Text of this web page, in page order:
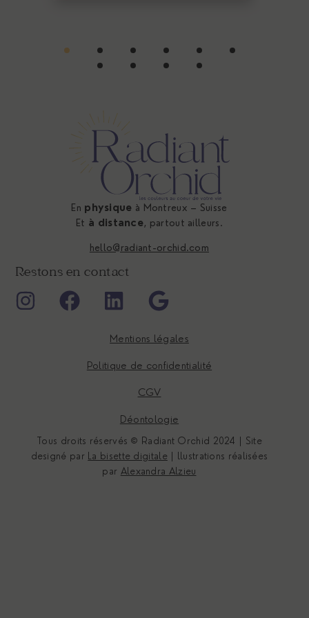
En physique à Montreux – Suisse
Et à distance, partout ailleurs.
hello@radiant-orchid.com
Restons en contact
Mentions légales
Politique de confidentialité
CGV
Déontologie
Tous droits réservés © Radiant Orchid 2024 | Site
designé par
La bisette digitale| llustrations réalisées
par Alexandra Alzieu